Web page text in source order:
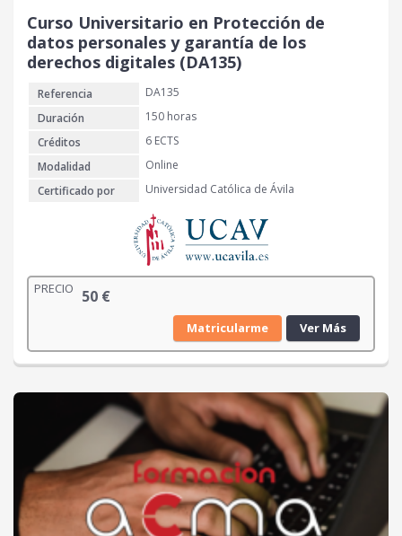
Curso Universitario en Protección de
datos personales y garantía de los
derechos digitales (DA135)
Referencia
DA135
Duración
150 horas
Créditos
6 ECTS
Modalidad
Online
Certificado por
Universidad Católica de Ávila
PRECIO 50 €
Matricularme Ver Más